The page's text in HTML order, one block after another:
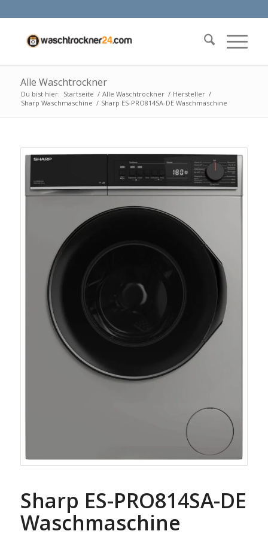
Alle Waschtrockner
Du bist hier: Startseite / Alle Waschtrockner / Hersteller /
Sharp Waschmaschine / Sharp ES-PRO814SA-DE Waschmaschine
Sharp ES-PRO814SA-DE
Waschmaschine